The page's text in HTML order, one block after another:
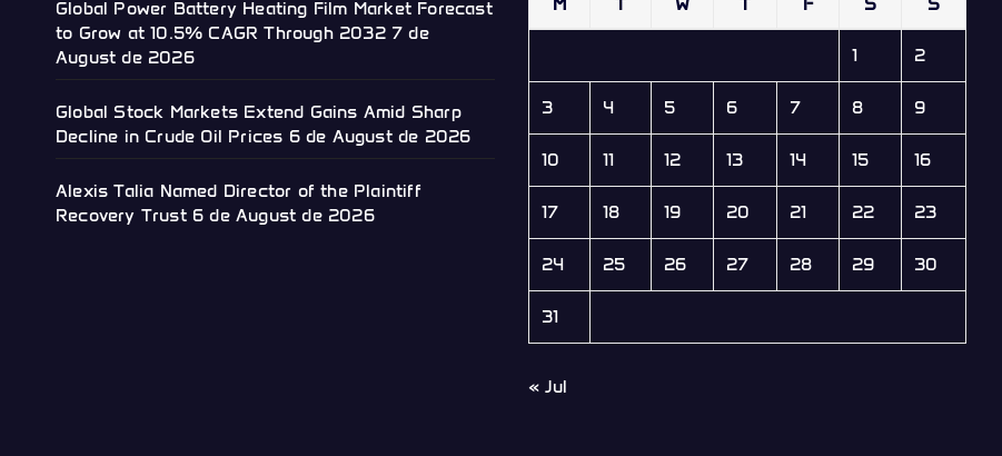
Global Power Battery Heating Film Market Forecast
to Grow at 10.5% CAGR Through 2032 7 de
August de 2026
Global Stock Markets Extend Gains Amid Sharp
Decline in Crude Oil Prices 6 de August de 2026
Alexis Talia Named Director of the Plaintiff
Recovery Trust 6 de August de 2026
1 2
3 4 5 6 7 8 9
10 11 12 13 14 15 16
17 18 19 20 21 22 23
24 25 26 27 28 29 30
31
« Jul